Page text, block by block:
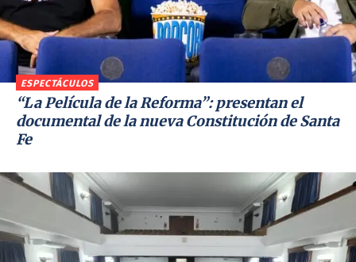
ESPECTÁCULOS
“La Película de la Reforma”: presentan el
documental de la nueva Constitución de Santa
Fe